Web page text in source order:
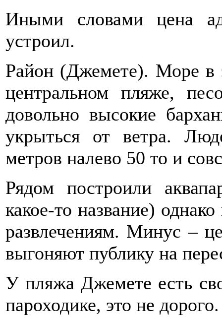
Иными словами цена
устроил.
Район (Джемете). Море в
центральном пляже,
довольно высокие
укрыться от ветра.
метров налево 50 то и
Рядом построили
какое-то название)
развлечениям. Минус –
выгоняют публику на
У пляжа Джемете есть
пароходике, это не дорого.